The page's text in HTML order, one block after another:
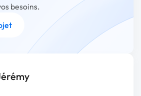
besoins.